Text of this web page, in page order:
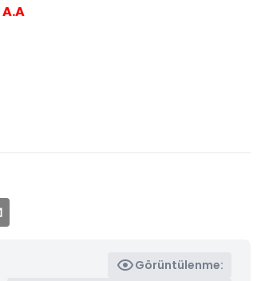
A.A
Görüntülenme: